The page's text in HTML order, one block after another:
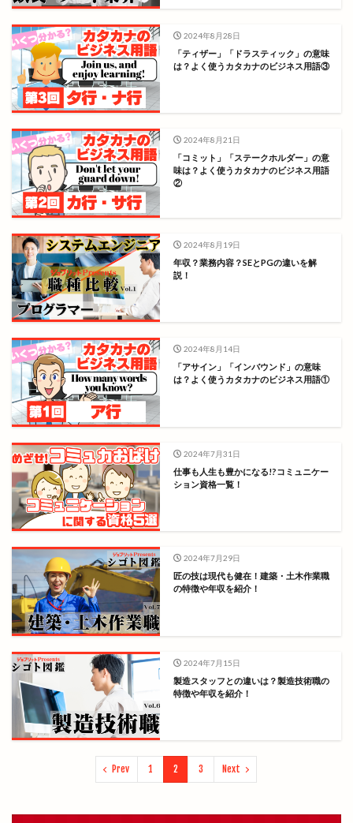
2024年8月28日
「ティザー」「ドラスティック」の意味
は？よく使うカタカナのビジネス用語③
2024年8月21日
「コミット」「ステークホルダー」の意
味は？よく使うカタカナのビジネス用語
②
2024年8月19日
年収？業務内容？SEとPGの違いを解
説！
2024年8月14日
「アサイン」「インバウンド」の意味
は？よく使うカタカナのビジネス用語①
2024年7月31日
仕事も人生も豊かになる!?コミュニケー
ション資格一覧！
2024年7月29日
匠の技は現代も健在！建築・土木作業職
の特徴や年収を紹介！
2024年7月15日
製造スタッフとの違いは？製造技術職の
特徴や年収を紹介！
Prev 1 2 3 Next